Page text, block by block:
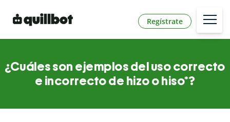
Regístrate
¿Cuáles son ejemplos del uso correcto
e incorrecto de hizo o hiso*?